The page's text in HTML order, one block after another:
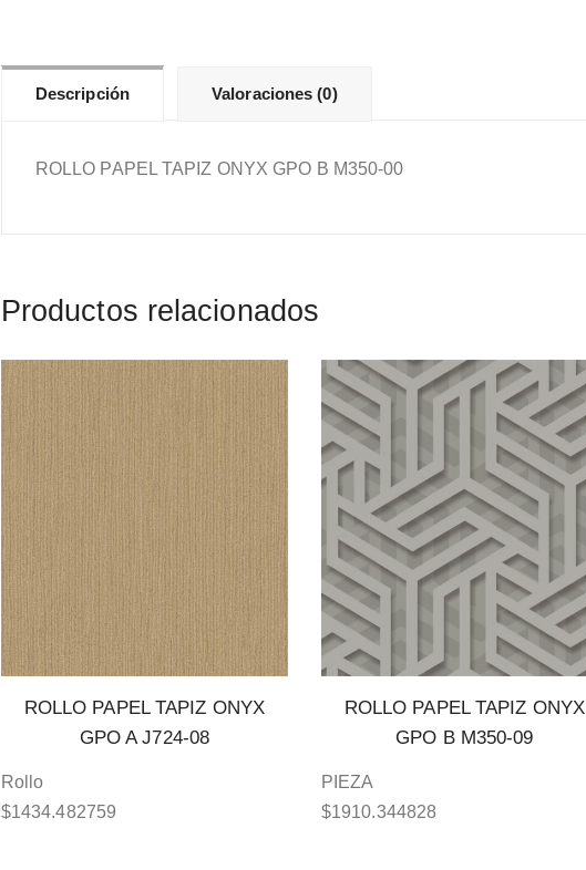
Descripción Valoraciones (0)
ROLLO PAPEL TAPIZ ONYX GPO B M350-00
Productos relacionados
ROLLO PAPEL TAPIZ ONYX
GPO A J724-08
Rollo
$1434.482759
ROLLO PAPEL TAPIZ ONYX
GPO B M350-09
PIEZA
$1910.344828